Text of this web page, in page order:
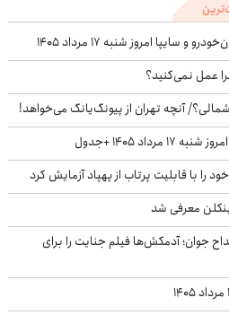
امروز شنبه ۱۷ مرداد ۱۴۰۵
عمل نمی‌کنید؟
آنچه تهران از پیونگ‌یانگ می‌خواهد!
۱۴۰۵ +جدول
با قابلیت پرتاب از پهپاد آزمایش کرد
معرفی شد
جوان؛ آدمکش‌ها فیلم جنایت را برای